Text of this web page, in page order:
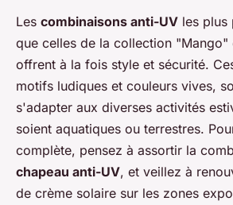
Les combinaisons anti-UV les plus
que celles de la collection "Mango"
offrent à la fois style et sécurité.
motifs ludiques et couleurs vives,
s'adapter aux diverses activités
soient aquatiques ou terrestres.
complète, pensez à assortir la
chapeau anti-UV, et veillez à
de crème solaire sur les zones